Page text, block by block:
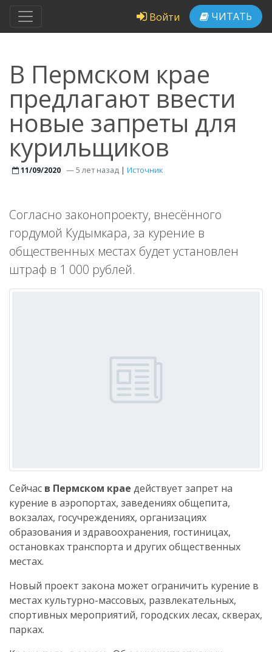
Войти ЧИТАТЬ
В Пермском крае
предлагают ввести
новые запреты для
курильщиков
11/09/2020 —5 лет назад | Источник
Согласно законопроекту, внесённого
гордумой Кудымкара, за курение в
общественных местах будет установлен
штраф в 1 000 рублей.
Сейчас в Пермском крае действует запрет на
курение в аэропортах, заведениях общепита,
вокзалах, госучреждениях, организациях
образования и здравоохранения, гостиницах,
остановках транспорта и других общественных
местах.
Новый проект закона может ограничить курение в
местах культурно-массовых, развлекательных,
спортивных мероприятий, городских лесах, скверах,
парках.